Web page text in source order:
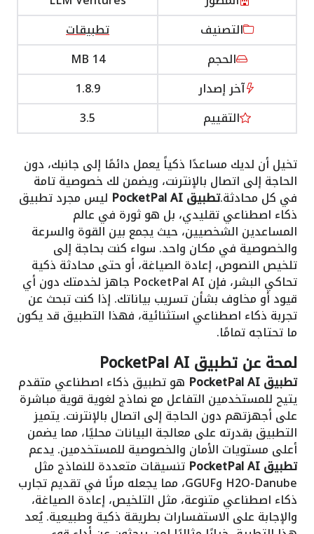
التصنيف
تطبيقات
الحجم
14 MB
آخر إصدار
1.8.9
التقييم
3.5
تخيل أن لديك مساعدًا ذكياً يعمل دائمًا إلى جانبك، دون
الحاجة إلى اتصال بالإنترنت، ويضمن لك خصوصية تامة
في كل محادثة.تطبيق PocketPal AI ليس مجرد تطبيق
ذكاء اصطناعي تقليدي، بل هو ثورة في عالم
المساعدين الشخصيين، حيث يجمع بين القوة والسرعة
والخصوصية في مكان واحد. سواء كنت بحاجة إلى
تلخيص النصوص، إعادة الصياغة، أو حتى محادثة ذكية
تحاكي البشر، فإن PocketPal AI جاهز لخدمتك دون أي
قيود أو مخاوف بشأن تسريب بياناتك. إذا كنت تبحث عن
تجربة ذكاء اصطناعي استثنائية، فهذا التطبيق قد يكون
ما تحتاجه تمامًا.
لمحة عن تطبيق PocketPal AI
تطبيق PocketPal AI هو تطبيق ذكاء اصطناعي متقدم
يتيح للمستخدمين التفاعل مع نماذج لغوية قوية مباشرة
على أجهزتهم دون الحاجة إلى اتصال بالإنترنت. يتميز
التطبيق بقدرته على معالجة البيانات محليًا، مما يضمن
أعلى مستويات الأمان والخصوصية للمستخدمين. يدعم
تطبيق PocketPal AI تنسيقات متعددة للنماذج مثل
H2O-Danube وGGUF، مما يجعله مرنًا في تقديم تجارب
ذكاء اصطناعي متنوعة، مثل التلخيص، إعادة الصياغة،
والإجابة على الاستفسارات بطريقة ذكية وطبيعية. يُعد